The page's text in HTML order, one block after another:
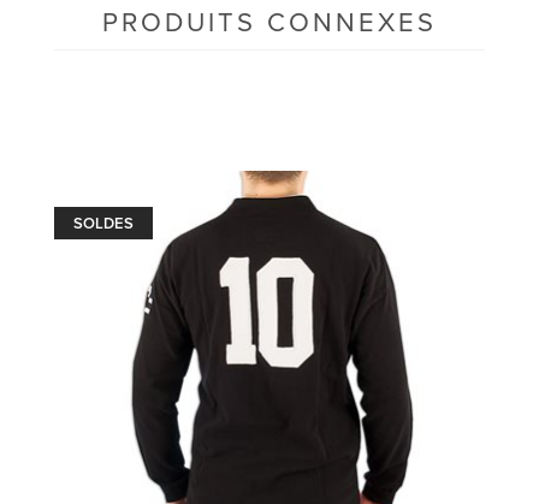
PRODUITS CONNEXES
SOLDES